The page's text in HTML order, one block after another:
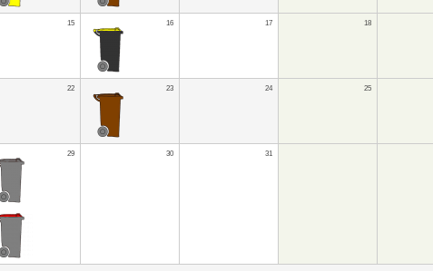
15 16 17 18
22 23 24 25
29 30 31